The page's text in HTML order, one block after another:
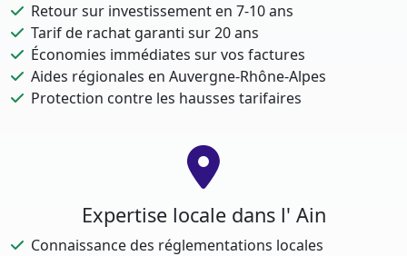
Retour sur investissement en 7-10 ans
Tarif de rachat garanti sur 20 ans
Économies immédiates sur vos factures
Aides régionales en Auvergne-Rhône-Alpes
Protection contre les hausses tarifaires
Expertise locale dans l' Ain
Connaissance des réglementations locales